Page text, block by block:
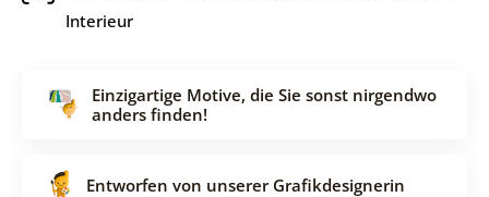
Interieur
Einzigartige Motive, die Sie sonst nirgendwo
anders finden!
Entworfen von unserer Grafikdesignerin